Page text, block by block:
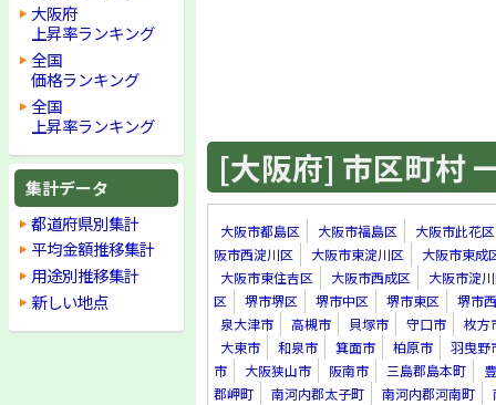
大阪府
上昇率ランキング
全国
価格ランキング
全国
上昇率ランキング
集計データ
都道府県別集計
平均金額推移集計
用途別推移集計
新しい地点
[大阪府] 市区町村
大阪市都島区 大阪市福島区
大阪市此花区
阪市西淀川区
大阪市東淀川区
大阪市東成
大阪市東住吉区
大阪市西成区
大阪市淀
区
堺市堺区 堺市中区 堺市東区
堺市
泉大津市
高槻市 貝塚市 守口市
枚方
大東市
和泉市 箕面市 柏原市
羽曳野
市
大阪狭山市 阪南市 三島郡島本町
郡岬町
南河内郡太子町 南河内郡河南町